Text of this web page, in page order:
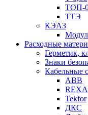
ТОП-
ТТЭ
КЭАЗ
Расходные
Герметик,
Знаки
Кабельные
ABB
Tekfor
ДКС